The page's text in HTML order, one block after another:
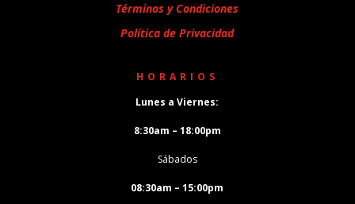
Términos y Condiciones
Política de Privacidad
HORARIOS
Lunes a Viernes:
8:30am – 18:00pm
Sábados
08:30am – 15:00pm